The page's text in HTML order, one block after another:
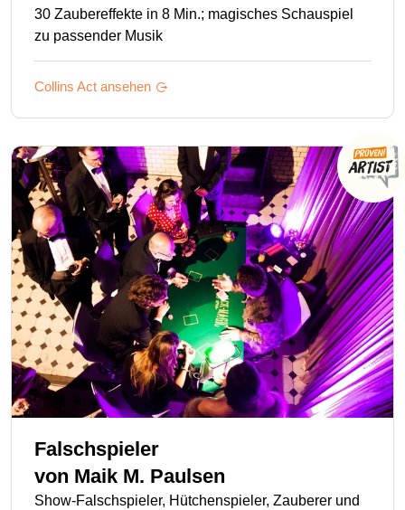
30 Zaubereffekte in 8 Min.; magisches Schauspiel
zu passender Musik
Collins Act ansehen
Falschspieler
von Maik M. Paulsen
Show-Falschspieler, Hütchenspieler, Zauberer und